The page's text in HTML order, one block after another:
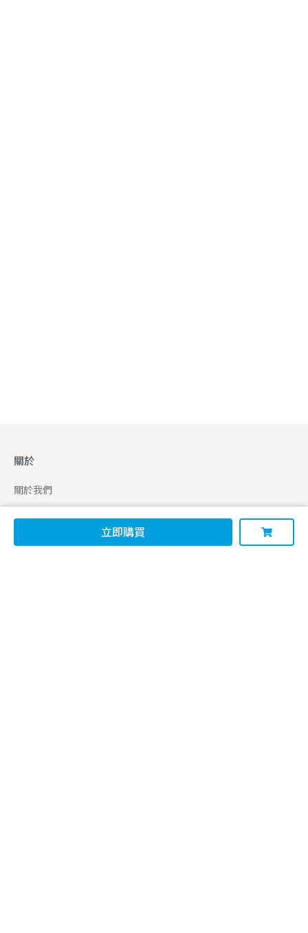
立即購買
關於
關於我們
合作申請